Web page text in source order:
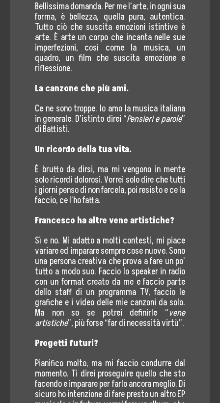
Bellissima domanda. Per me l’arte, in ogni sua
forma, è bellezza, quella pura, autentica.
Tutto ciò che suscita emozioni istintive è
arte. È arte un corpo che incanta nelle sue
imperfezioni, così come la musica, un
quadro, un film che suscita emozione e
riflessione.
La canzone che più ami.
Ce ne sono troppe. Io amo la musica italiana
in generale. D’istinto direi “Pensieri e parole”
di Battisti.
Un ricordo della tua vita.
È brutto da dirsi, ma mi vengono in mente
solo ricordi dolorosi. Vorrei solo dire che tutti
i giorni penso di non farcela, poi resisto e ce la
faccio, ce l’ho fatta.
Francesco ha altre vene artistiche?
Sì e no. Mi adatto a molti contesti, mi piace
variare ed imparare sempre cose nuove. Sono
una persona creativa che prova a fare un po’
tutto a modo suo. Faccio lo speaker in radio
con un format creato da me e faccio parte
dello staff di un programma TV, faccio le
grafiche e i video delle mie canzoni da solo.
Ma non so se potrei definirle “vene
artistiche”, più forse “far di necessità virtù”.
Progetti futuri?
Pianifico molto, ma mi faccio condurre dal
momento. Ti direi proseguire quello che sto
facendo e imparare per farlo ancora meglio. Di
sicuro ho intenzione di fare presto un altro EP